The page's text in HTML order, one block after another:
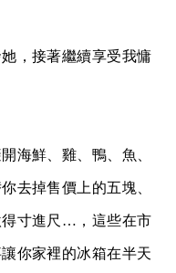
，接著繼續享受我慵
海鮮、雞、鴨、魚、
去掉售價上的五塊、
寸進尺…，這些在市
你家裡的冰箱在半天